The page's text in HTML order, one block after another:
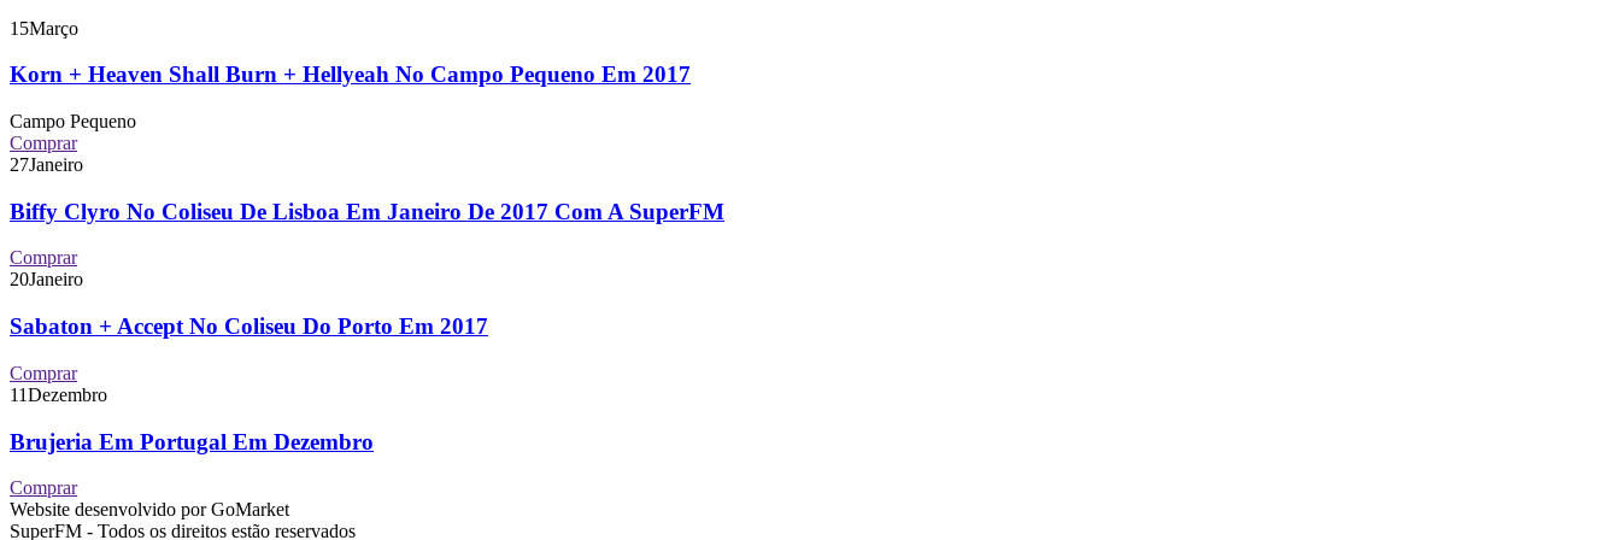
15Março
Korn + Heaven Shall Burn + Hellyeah No Campo Pequeno Em 2017
Campo Pequeno
Comprar
27Janeiro
Biffy Clyro No Coliseu De Lisboa Em Janeiro De 2017 Com A SuperFM
Comprar
20Janeiro
Sabaton + Accept No Coliseu Do Porto Em 2017
Comprar
11Dezembro
Brujeria Em Portugal Em Dezembro
Comprar
Website desenvolvido por GoMarket
SuperFM - Todos os direitos estão reservados